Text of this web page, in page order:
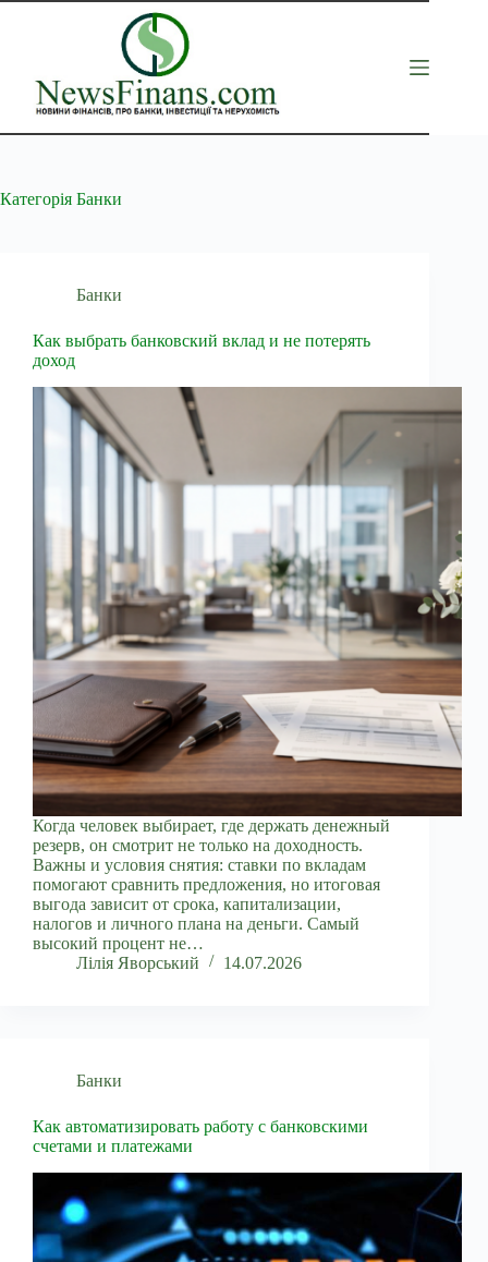
Перейти
Категорія Банки
Банки
Как выбрать банковский вклад и не потерять
доход
Когда человек выбирает, где держать денежный
резерв, он смотрит не только на доходность.
Важны и условия снятия: ставки по вкладам
помогают сравнить предложения, но итоговая
выгода зависит от срока, капитализации,
налогов и личного плана на деньги. Самый
высокий процент не…
Лілія Яворський
14.07.2026
Банки
Как автоматизировать работу с банковскими
счетами и платежами